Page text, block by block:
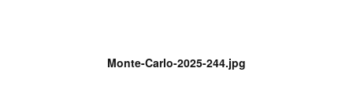
Monte-Carlo-2025-244.jpg